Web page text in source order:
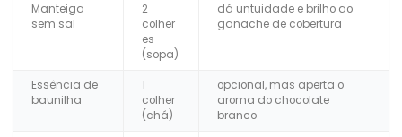
Manteiga
sem sal
2
colher
es
(sopa)
dá untuidade e brilho ao
ganache de cobertura
Essência de
baunilha
1
colher
(chá)
opcional, mas aperta o
aroma do chocolate
branco